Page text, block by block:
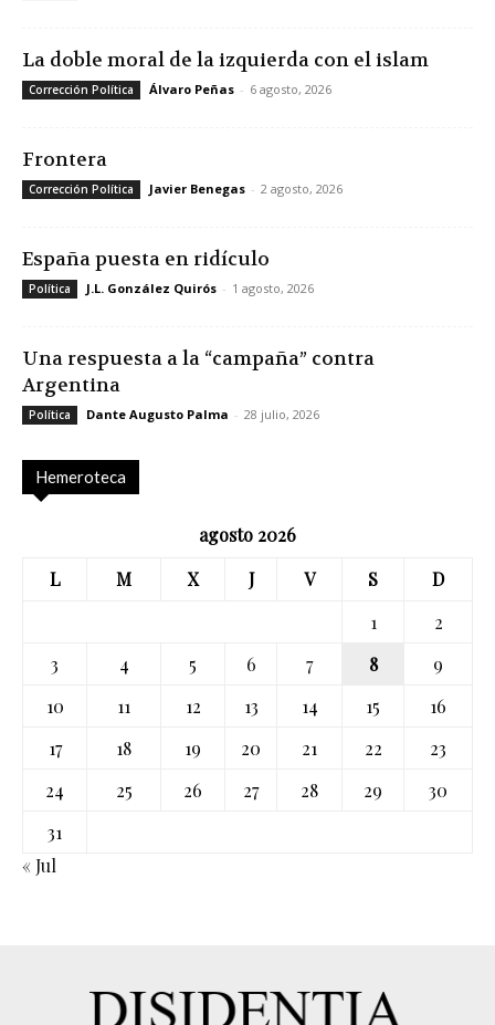
La doble moral de la izquierda con el islam
Corrección Política Álvaro Peñas - 6 agosto, 2026
Frontera
Corrección Política Javier Benegas - 2 agosto, 2026
España puesta en ridículo
Política J.L. González Quirós - 1 agosto, 2026
Una respuesta a la “campaña” contra
Argentina
Política Dante Augusto Palma - 28 julio, 2026
Hemeroteca
agosto 2026
L
M X J V S
D
1
2
3
4 5 6 7 8
9
10
11 12 13 14 15
16
17
18 19 20 21 22
23
24
25 26 27 28 29
30
31
« Jul